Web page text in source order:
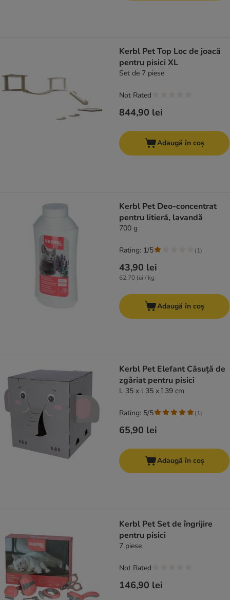
Kerbl Pet Top Loc de joacă
pentru pisici XL
Set de 7 piese
844,90 lei
Not Rated
Adaugă în coș
Kerbl Pet Deo-concentrat
pentru litieră, lavandă
700 g
43,90 lei
62,70 lei / kg
Rating: 1/5 (1)
Adaugă în coș
Kerbl Pet Elefant Căsuță de
zgâriat pentru pisici
L 35 x l 35 x î 39 cm
65,90 lei
Rating: 5/5 (1)
Adaugă în coș
Kerbl Pet Set de îngrijire
pentru pisici
7 piese
146,90 lei
Not Rated